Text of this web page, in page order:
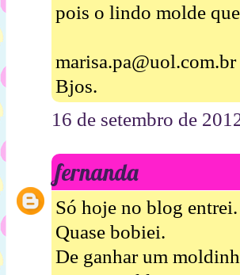
pois o lindo molde
marisa.pa@uol.com.br
Bjos.
16 de setembro de
fernanda
Só hoje no blog entrei.
Quase bobiei.
De ganhar um